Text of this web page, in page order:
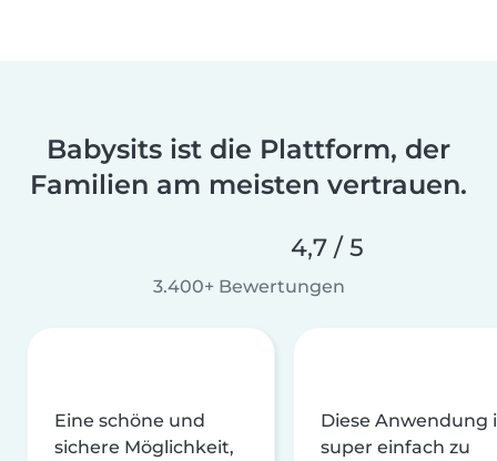
Babysits ist die Plattform, der
Familien am meisten vertrauen.
4,7 / 5
3.400+ Bewertungen
Eine schöne und
sichere Möglichkeit,
Diese Anwendung
super einfach zu